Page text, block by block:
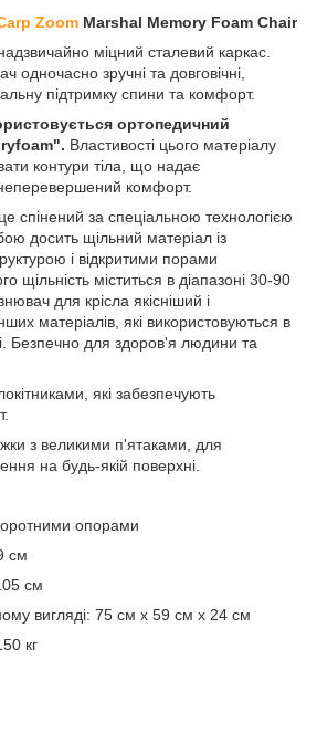
Zoom Marshal Memory Foam Chair
міцний сталевий каркас.
одночасно зручні та довговічні,
підтримку спини та комфорт.
ортопедичний
Властивості цього матеріалу
контури тіла, що надає
комфорт.
спінений за спеціальною технологією
досить щільний матеріал із
і відкритими порами
міститься в діапазоні 30-90
для крісла якісніший і
матеріалів, які використовуються в
Безпечно для здоров'я людини та
які забезпечують
з великими п'ятаками, для
на будь-якій поверхні.
опорами
см
см
вигляді: 75 см x 59 см x 24 см
кг